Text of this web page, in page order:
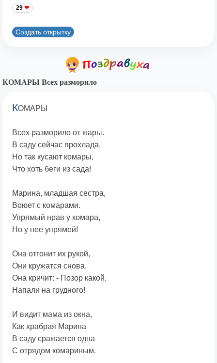
29
Создать открытку
КОМАРЫ Всех разморило
КОМАРЫ
Всех разморило от жары.
В саду сейчас прохлада,
Но так кусают комары,
Что хоть беги из сада!
Марина, младшая сестра,
Воюет с комарами.
Упрямый нрав у комара,
Но у нее упрямей!
Она отгонит их рукой,
Они кружатся снова.
Она кричит: - Позор какой,
Напали на грудного!
И видит мама из окна,
Как храбрая Марина
В саду сражается одна
С отрядом комариным.